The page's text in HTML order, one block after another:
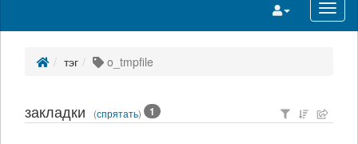
Переключить
тэг o_tmpfile
закладки (спрятать) 1